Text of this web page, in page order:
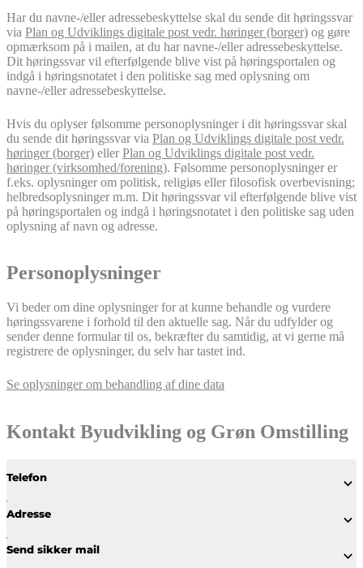
Har du navne-/eller adressebeskyttelse skal du sende dit høringssvar
via Plan og Udviklings digitale post vedr. høringer (borger) og gøre
opmærksom på i mailen, at du har navne-/eller adressebeskyttelse.
Dit høringssvar vil efterfølgende blive vist på høringsportalen og
indgå i høringsnotatet i den politiske sag med oplysning om
navne-/eller adressebeskyttelse.
Hvis du oplyser følsomme personoplysninger i dit høringssvar skal
du sende dit høringssvar via Plan og Udviklings digitale post vedr.
høringer (borger) ellerPlan og Udviklings digitale post vedr.
høringer (virksomhed/forening). Følsomme personoplysninger er
f.eks. oplysninger om politisk, religiøs eller filosofisk overbevisning;
helbredsoplysninger m.m. Dit høringssvar vil efterfølgende blive vist
på høringsportalen og indgå i høringsnotatet i den politiske sag uden
oplysning af navn og adresse.
Personoplysninger
Vi beder om dine oplysninger for at kunne behandle og vurdere
høringssvarene i forhold til den aktuelle sag. Når du udfylder og
sender denne formular til os, bekræfter du samtidig, at vi gerne må
registrere de oplysninger, du selv har tastet ind.
Se oplysninger om behandling af dine data
Kontakt Byudvikling og Grøn Omstilling
Telefon
Adresse
Send sikker mail